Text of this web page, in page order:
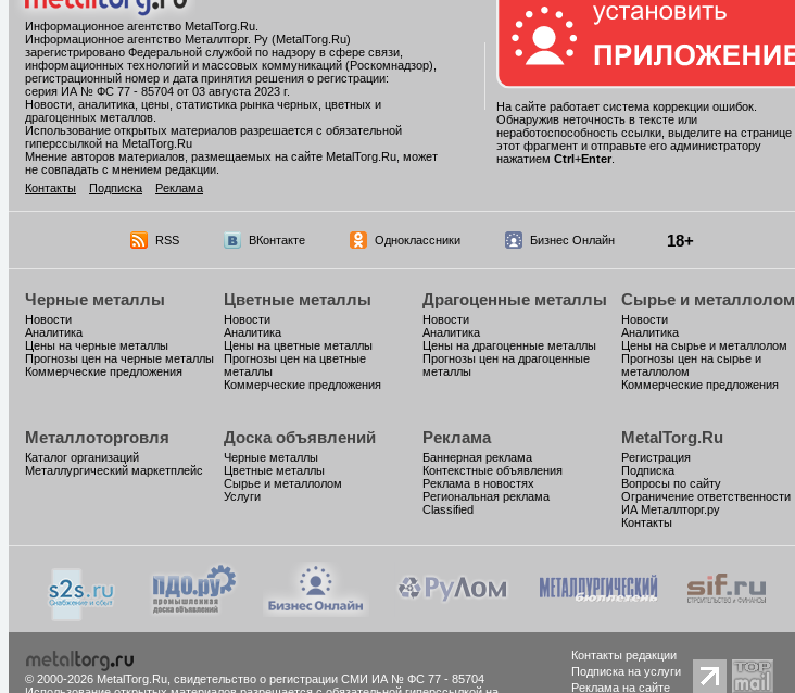
Информационное агентство MetalTorg.Ru
Информационное агентство Металлторг. Ру (MetalTorg.Ru)
зарегистрировано Федеральной службой по надзору в сфере связи,
информационных технологий и массовых коммуникаций (Роскомнадзор),
регистрационный номер и дата принятия решения о регистрации:
серия ИА № ФС 77 - 85704 от 03 августа 2023 г.
Новости, аналитика, цены, статистика рынка черных, цветных и
драгоценных металлов.
Использование открытых материалов разрешается с обязательной
гиперссылкой на MetalTorg.Ru
Мнение авторов материалов, размещаемых на сайте MetalTorg.Ru, может
не совпадать с мнением редакции.
Контакты
Подписка Реклама
На сайте работает система коррекции ошибок.
Обнаружив неточность в тексте или
неработоспособность ссылки, выделите на странице
этот фрагмент и отправьте его администратору
нажатием Ctrl +Enter.
RSS ВКонтакте Одноклассники Бизнес Онлайн 18+
Черные металлы
Новости
Аналитика
Цены на черные металлы
Прогнозы цен на черные металлы
Коммерческие предложения
Цветные металлы
Новости
Аналитика
Цены на цветные металлы
Прогнозы цен на цветные
металлы
Коммерческие предложения
Драгоценные металлы
Новости
Аналитика
Цены на драгоценные металлы
Прогнозы цен на драгоценные
металлы
Сырье и металлолом
Новости
Аналитика
Цены на сырье и металлолом
Прогнозы цен на сырье и
металлолом
Коммерческие предложения
Металлоторговля
Каталог организаций
Металлургический маркетплейс
Доска объявлений
Черные металлы
Цветные металлы
Сырье и металлолом
Услуги
Реклама
Баннерная реклама
Контекстные объявления
Реклама в новостях
Региональная реклама
Classified
MetalTorg.Ru
Регистрация
Подписка
Вопросы по сайту
Ограничение ответственности
ИА Металлторг.ру
Контакты
© 2000-2026 MetalTorg.Ru, cвидетельство о регистрации СМИ ИА № ФС 77 - 85704
Контакты редакции
Подписка на услуги
Реклама на сайте